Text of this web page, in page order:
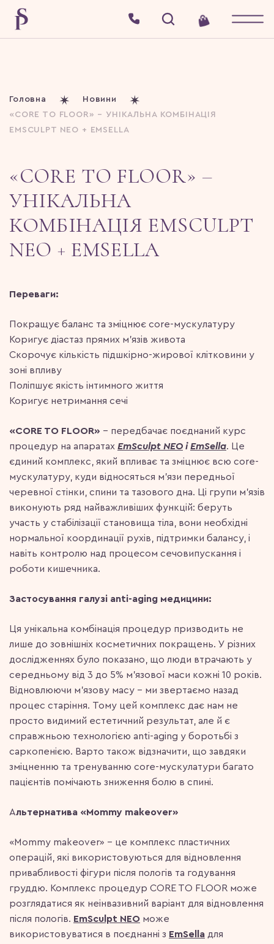
Головна
Новини
«CORE TO FLOOR» – УНІКАЛЬНА КОМБІНАЦІЯ
EMSCULPT NEO + EMSELLA
«CORE TO FLOOR» –
УНІКАЛЬНА
КОМБІНАЦІЯ EMSCULPT
NEO + EMSELLA
Переваги:
Покращує баланс та зміцнює core-мускулатуру
Коригує діастаз прямих м’язів живота
Скорочує кількість підшкірно-жирової клітковини у
зоні впливу
Поліпшує якість інтимного життя
Коригує нетримання сечі
«CORE TO FLOOR» – передбачає поєднаний курс
процедур на апаратах EmSculpt NEO іEmSella. Це
єдиний комплекс, який впливає та зміцнює всю core-
мускулатуру, куди відносяться м’язи передньої
черевної стінки, спини та тазового дна. Ці групи м’язів
виконують ряд найважливіших функцій: беруть
участь у стабілізації становища тіла, вони необхідні
нормальної координації рухів, підтримки балансу, і
навіть контролю над процесом сечовипускання і
роботи кишечника.
Застосування галузі anti-aging медицини:
Ця унікальна комбінація процедур призводить не
лише до зовнішніх косметичних покращень. У різних
дослідженнях було показано, що люди втрачають у
середньому від 3 до 5% м’язової маси кожні 10 років.
Відновлюючи м’язову масу – ми звертаємо назад
процес старіння. Тому цей комплекс дає нам не
просто видимий естетичний результат, але й є
справжньою технологією anti-aging у боротьбі з
саркопенією. Варто також відзначити, що завдяки
зміцненню та тренуванню core-мускулатури багато
пацієнтів помічають зниження болю в спині.
Альтернатива «Mommy makeover»
«Mommy makeover» – це комплекс пластичних
операцій, які використовуються для відновлення
привабливості фігури після пологів та годування
груддю. Комплекс процедур CORE TO FLOOR може
розглядатися як неінвазивний варіант для відновлення
після пологів. EmSculpt NEO може
використовуватися в поєднанні з EmSella для